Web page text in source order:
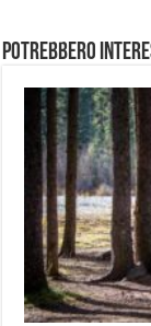
Potrebbero